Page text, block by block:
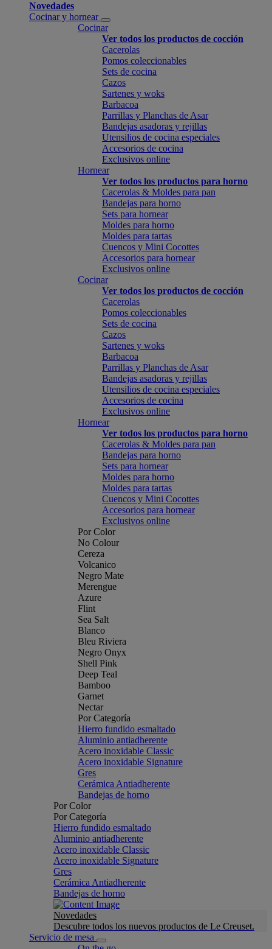
Novedades
Cocinar y hornear
Cocinar
Ver todos los productos de cocción
Cacerolas
Pomos coleccionables
Sets de cocina
Cazos
Sartenes y woks
Barbacoa
Parrillas y Planchas de Asar
Bandejas asadoras y rejillas
Utensilios de cocina especiales
Accesorios de cocina
Exclusivos online
Hornear
Ver todos los productos para horno
Cacerolas & Moldes para pan
Bandejas para horno
Sets para hornear
Moldes para horno
Moldes para tartas
Cuencos y Mini Cocottes
Accesorios para hornear
Exclusivos online
Cocinar
Ver todos los productos de cocción
Cacerolas
Pomos coleccionables
Sets de cocina
Cazos
Sartenes y woks
Barbacoa
Parrillas y Planchas de Asar
Bandejas asadoras y rejillas
Utensilios de cocina especiales
Accesorios de cocina
Exclusivos online
Hornear
Ver todos los productos para horno
Cacerolas & Moldes para pan
Bandejas para horno
Sets para hornear
Moldes para horno
Moldes para tartas
Cuencos y Mini Cocottes
Accesorios para hornear
Exclusivos online
Por Color
No Colour
Cereza
Volcanico
Negro Mate
Merengue
Azure
Flint
Sea Salt
Blanco
Bleu Riviera
Negro Onyx
Shell Pink
Deep Teal
Bamboo
Garnet
Nectar
Por Categoría
Hierro fundido esmaltado
Aluminio antiadherente
Acero inoxidable Classic
Acero inoxidable Signature
Gres
Cerámica Antiadherente
Bandejas de horno
Por Color
Por Categoría
Hierro fundido esmaltado
Aluminio antiadherente
Acero inoxidable Classic
Acero inoxidable Signature
Gres
Cerámica Antiadherente
Bandejas de horno
Novedades
Descubre todos los nuevos productos de Le Creuset.
Servicio de mesa